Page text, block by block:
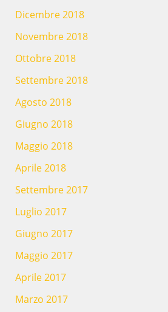
Dicembre 2018
Novembre 2018
Ottobre 2018
Settembre 2018
Agosto 2018
Giugno 2018
Maggio 2018
Aprile 2018
Settembre 2017
Luglio 2017
Giugno 2017
Maggio 2017
Aprile 2017
Marzo 2017